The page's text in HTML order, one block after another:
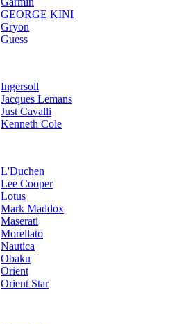
GEORGE KINI
Gryon
Guess
Ingersoll
Jacques Lemans
Just Cavalli
Kenneth Cole
L'Duchen
Lee Cooper
Lotus
Mark Maddox
Maserati
Morellato
Nautica
Obaku
Orient
Orient Star